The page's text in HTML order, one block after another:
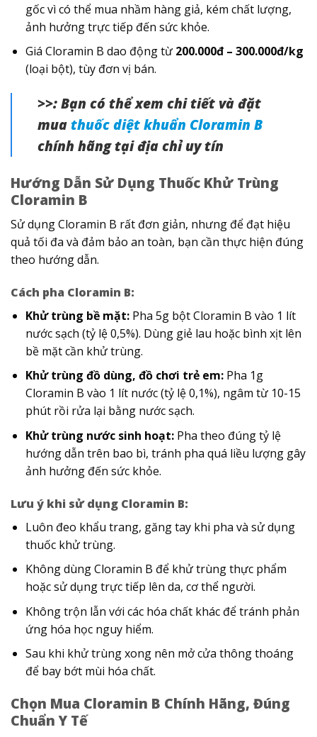
gốc vì có thể mua nhầm hàng giả, kém chất lượng,
ảnh hưởng trực tiếp đến sức khỏe.
Giá Cloramin B dao động từ 200.000đ – 300.000đ/kg
(loại bột), tùy đơn vị bán.
>>: Bạn có thể xem chi tiết và đặt
muathuốc diệt khuẩn Cloramin B
chính hãng tại địa chỉ uy tín
Hướng Dẫn Sử Dụng Thuốc Khử Trùng
Cloramin B
Sử dụng Cloramin B rất đơn giản, nhưng để đạt hiệu
quả tối đa và đảm bảo an toàn, bạn cần thực hiện đúng
theo hướng dẫn.
Cách pha Cloramin B:
Khử trùng bề mặt:Pha 5g bột Cloramin B vào 1 lít
nước sạch (tỷ lệ 0,5%). Dùng giẻ lau hoặc bình xịt lên
bề mặt cần khử trùng.
Khử trùng đồ dùng, đồ chơi trẻ em:Pha 1g
Cloramin B vào 1 lít nước (tỷ lệ 0,1%), ngâm từ 10-15
phút rồi rửa lại bằng nước sạch.
Khử trùng nước sinh hoạt:Pha theo đúng tỷ lệ
hướng dẫn trên bao bì, tránh pha quá liều lượng gây
ảnh hưởng đến sức khỏe.
Lưu ý khi sử dụng Cloramin B:
Luôn đeo khẩu trang, găng tay khi pha và sử dụng
thuốc khử trùng.
Không dùng Cloramin B để khử trùng thực phẩm
hoặc sử dụng trực tiếp lên da, cơ thể người.
Không trộn lẫn với các hóa chất khác để tránh phản
ứng hóa học nguy hiểm.
Sau khi khử trùng xong nên mở cửa thông thoáng
để bay bớt mùi hóa chất.
Chọn Mua Cloramin B Chính Hãng, Đúng
Chuẩn Y Tế